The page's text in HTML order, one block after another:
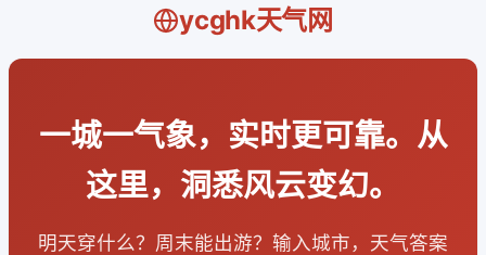
ycghk天气网
一城一气象，实时更可靠。从
这里，洞悉风云变幻。
明天穿什么？周末能出游？输入城市，天气答案